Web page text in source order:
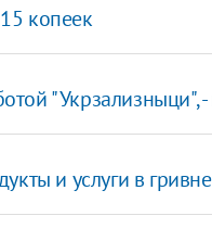
копеек
"Укрзализныци",
и услуги в